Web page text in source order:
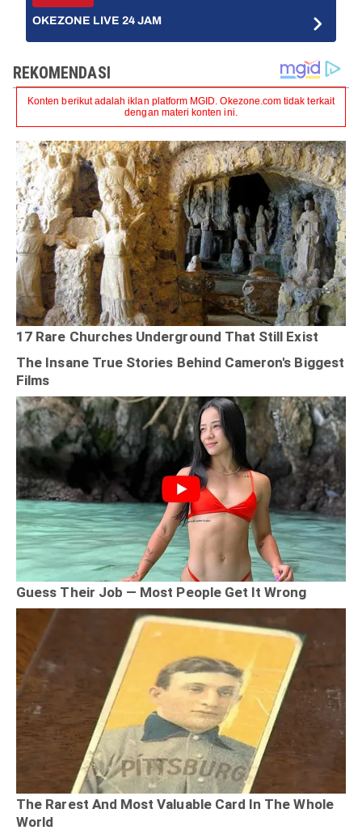
OKEZONE LIVE 24 JAM